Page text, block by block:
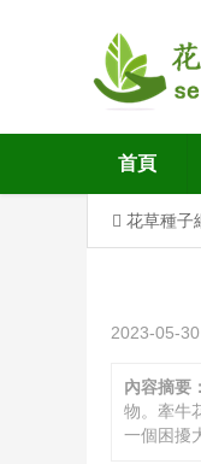
首頁
花草種子
2023-05-
內容摘要：
物。牽牛
一個困擾